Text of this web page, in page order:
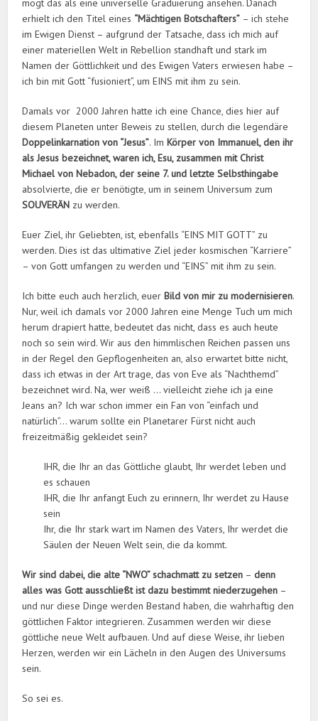
mögt das als eine universelle Graduierung ansehen. Danach
erhielt ich den Titel eines “Mächtigen Botschafters” – ich stehe
im Ewigen Dienst – aufgrund der Tatsache, dass ich mich auf
einer materiellen Welt in Rebellion standhaft und stark im
Namen der Göttlichkeit und des Ewigen Vaters erwiesen habe –
ich bin mit Gott “fusioniert”, um EINS mit ihm zu sein.
Damals vor 2000 Jahren hatte ich eine Chance, dies hier auf
diesem Planeten unter Beweis zu stellen, durch die legendäre
Doppelinkarnation von “Jesus”. ImKörper von Immanuel, den ihr
als Jesus bezeichnet, waren ich, Esu, zusammen mit Christ
Michael von Nebadon, der seine 7. und letzte Selbsthingabe
absolvierte, die er benötigte, um in seinem Universum zum
SOUVERÄN zu werden.
Euer Ziel, ihr Geliebten, ist, ebenfalls “EINS MIT GOTT” zu
werden. Dies ist das ultimative Ziel jeder kosmischen “Karriere”
– von Gott umfangen zu werden und “EINS” mit ihm zu sein.
Ich bitte euch auch herzlich, euerBild von mir zu modernisieren.
Nur, weil ich damals vor 2000 Jahren eine Menge Tuch um mich
herum drapiert hatte, bedeutet das nicht, dass es auch heute
noch so sein wird. Wir aus den himmlischen Reichen passen uns
in der Regel den Gepflogenheiten an, also erwartet bitte nicht,
dass ich etwas in der Art trage, das von Eve als “Nachthemd”
bezeichnet wird. Na, wer weiß … vielleicht ziehe ich ja eine
Jeans an? Ich war schon immer ein Fan von “einfach und
natürlich”… warum sollte ein Planetarer Fürst nicht auch
freizeitmäßig gekleidet sein?
IHR, die Ihr an das Göttliche glaubt, Ihr werdet leben und
es schauen
IHR, die Ihr anfangt Euch zu erinnern, Ihr werdet zu Hause
sein
Ihr, die Ihr stark wart im Namen des Vaters, Ihr werdet die
Säulen der Neuen Welt sein, die da kommt.
Wir sind dabei, die alte “NWO” schachmatt zu setzen –denn
alles was Gott ausschließt ist dazu bestimmt niederzugehen –
und nur diese Dinge werden Bestand haben, die wahrhaftig den
göttlichen Faktor integrieren. Zusammen werden wir diese
göttliche neue Welt aufbauen. Und auf diese Weise, ihr lieben
Herzen, werden wir ein Lächeln in den Augen des Universums
sein.
So sei es.